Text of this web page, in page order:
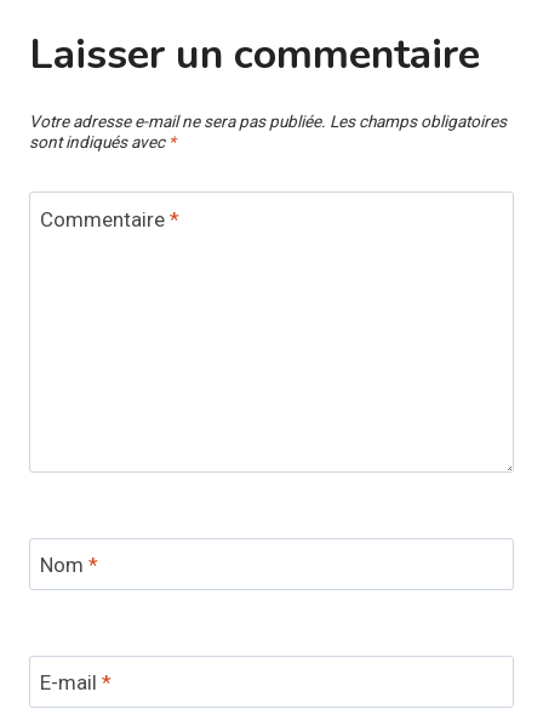
Laisser un commentaire
Votre adresse e-mail ne sera pas publiée. Les champs obligatoires
sont indiqués avec *
Commentaire *
Nom *
E-mail *